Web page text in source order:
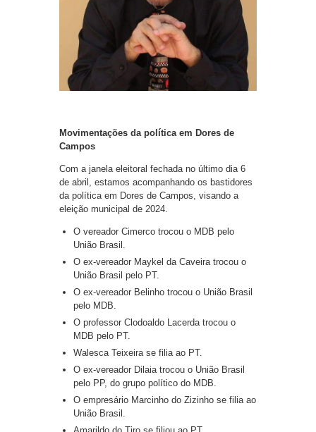
Movimentações da política em Dores de
Campos
Com a janela eleitoral fechada no último dia 6
de abril, estamos acompanhando os bastidores
da política em Dores de Campos, visando a
eleição municipal de 2024.
O vereador Cimerco trocou o MDB pelo
União Brasil.
O ex-vereador Maykel da Caveira trocou o
União Brasil pelo PT.
O ex-vereador Belinho trocou o União Brasil
pelo MDB.
O professor Clodoaldo Lacerda trocou o
MDB pelo PT.
Walesca Teixeira se filia ao PT.
O ex-vereador Dilaia trocou o União Brasil
pelo PP, do grupo político do MDB.
O empresário Marcinho do Zizinho se filia ao
União Brasil.